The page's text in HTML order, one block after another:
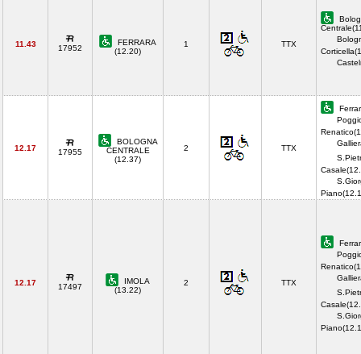
11.43 17952
FERRARA
(12.20)
1 TTX
12.17 17955
BOLOGNA
CENTRALE
(12.37)
2 TTX
12.17 17497
IMOLA
(13.22)
2 TTX